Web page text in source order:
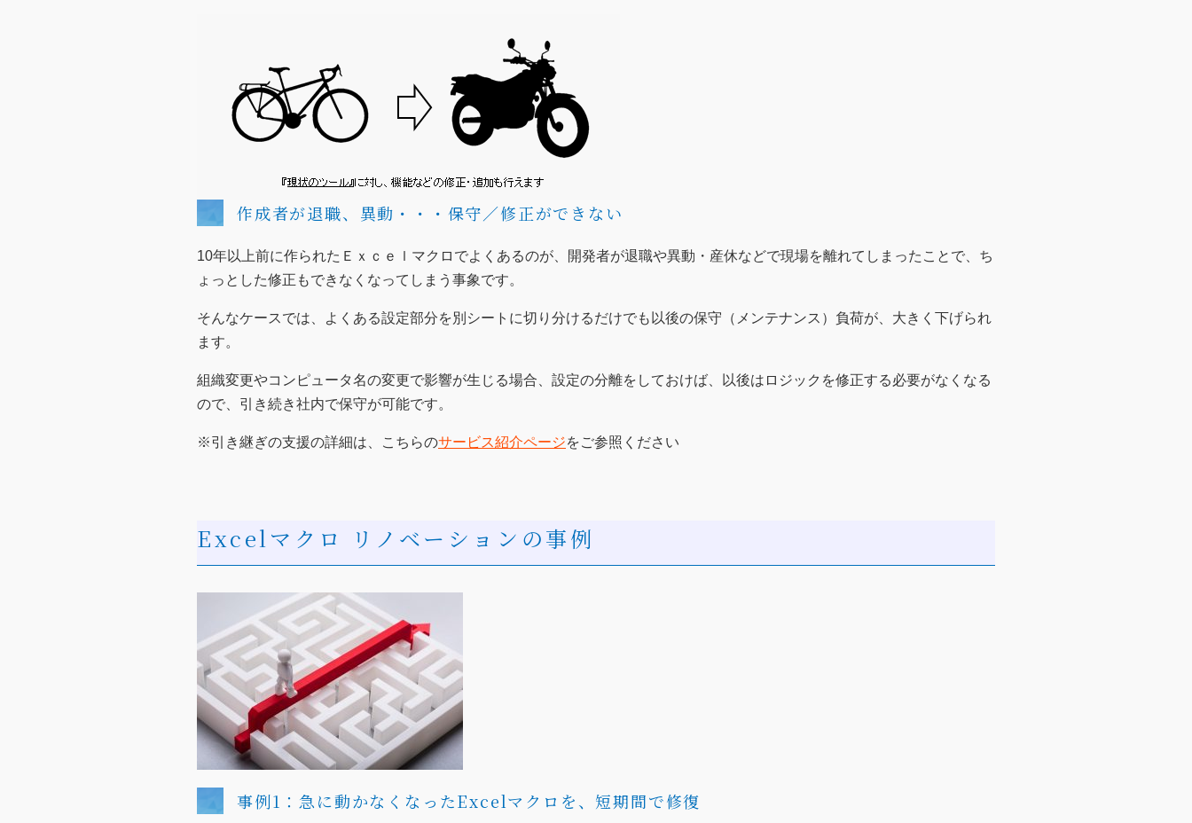
作成者が退職、異動・・・保守／修正ができない
10年以上前に作られたＥｘｃｅｌマクロでよくあるのが、開発者が退職や異動・産休などで現場を離れてしまったことで、ち
ょっとした修正もできなくなってしまう事象です。
そんなケースでは、よくある設定部分を別シートに切り分けるだけでも以後の保守（メンテナンス）負荷が、大きく下げられ
ます。
組織変更やコンピュータ名の変更で影響が生じる場合、設定の分離をしておけば、以後はロジックを修正する必要がなくなる
ので、引き続き社内で保守が可能です。
※引き継ぎの支援の詳細は、こちらのサービス紹介ページをご参照ください
Excelマクロ リノベーションの事例
事例1：急に動かなくなったExcelマクロを、短期間で修復